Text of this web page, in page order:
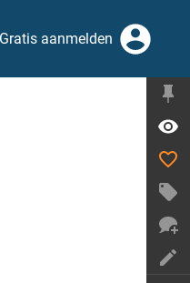
Gratis aanmelden